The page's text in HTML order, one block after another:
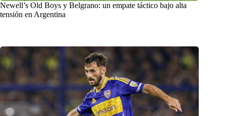
Newell’s Old Boys y Belgrano: un empate táctico bajo alta
tensión en Argentina